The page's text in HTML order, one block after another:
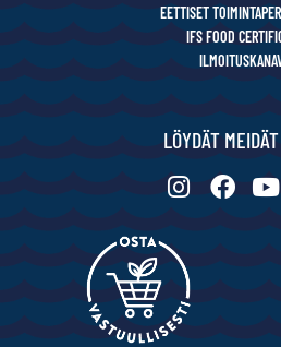
EETTISET
IFS FOOD
LÖYDÄT